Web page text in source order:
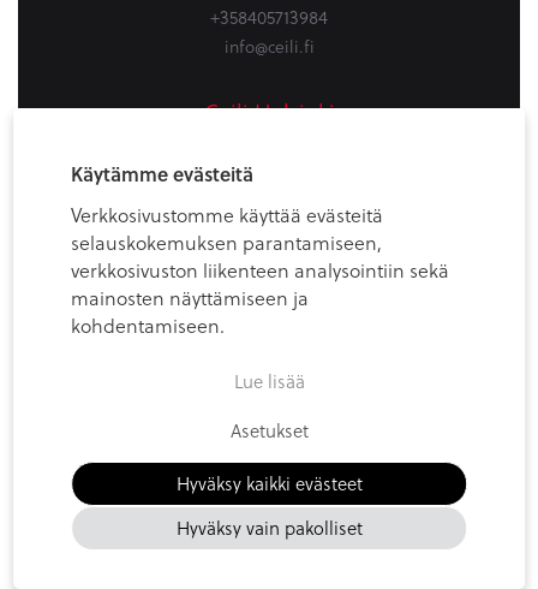
+358405713984
info@ceili.fi
Ceili Helsinki
Firdonkatu 2
00520 Helsinki (Spaces Tripla)
+358405713984
info@ceili.fi
© Ceili
Tietosuojaseloste / Privacy Policy
Käytämme evästeitä
Verkkosivustomme käyttää evästeitä
selauskokemuksen parantamiseen,
verkkosivuston liikenteen analysointiin sekä
mainosten näyttämiseen ja
kohdentamiseen.
Lue lisää
Asetukset
Hyväksy vain pakolliset
Hyväksy kaikki evästeet